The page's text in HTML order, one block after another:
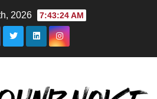
2026 7:43:25 AM